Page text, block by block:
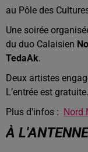
au Pôle des
Une soirée
du duo Calaisien N
TedaAk.
Deux artistes
L’entrée est gratuite.
Plus d'infos : Nord
À L'ANTENNE